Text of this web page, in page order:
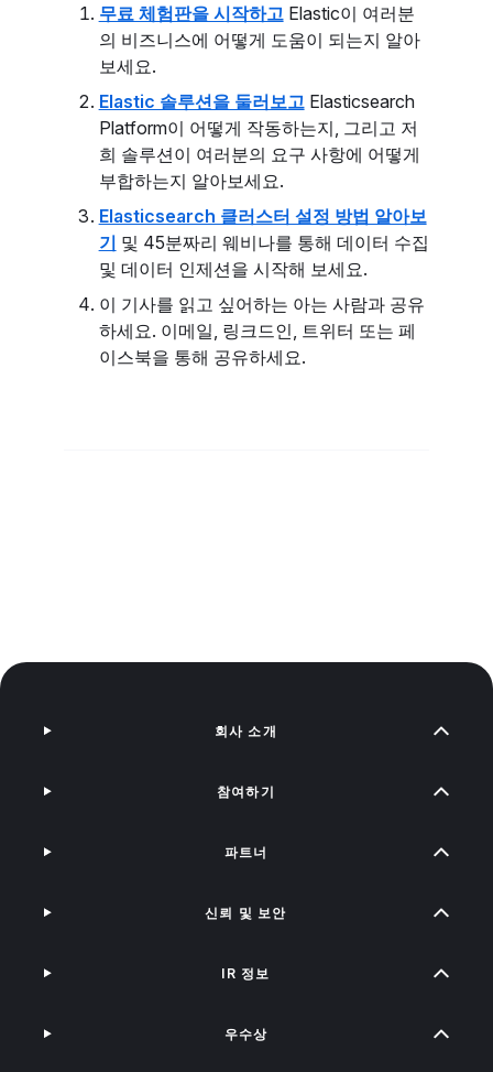
무료 체험판을 시작하고 Elastic이 여러분
의 비즈니스에 어떻게 도움이 되는지 알아
보세요.
Elastic 솔루션을 둘러보고 Elasticsearch
Platform이 어떻게 작동하는지, 그리고 저
희 솔루션이 여러분의 요구 사항에 어떻게
부합하는지 알아보세요.
Elasticsearch 클러스터 설정 방법 알아보
기 및 45분짜리 웨비나를 통해 데이터 수집
및 데이터 인제션을 시작해 보세요.
이 기사를 읽고 싶어하는 아는 사람과 공유
하세요. 이메일, 링크드인, 트위터 또는 페
이스북을 통해 공유하세요.
회사 소개
참여하기
파트너
신뢰 및 보안
IR 정보
우수상